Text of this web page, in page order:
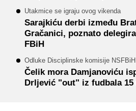
Utakmice se igraju ovog vikenda
Sarajkiću derbi između
Gračanici, poznato
FBiH
Odluke Disciplinske komisije NSFBiH
Čelik mora Damjanoviću
Drljević "out" iz fudbala 15